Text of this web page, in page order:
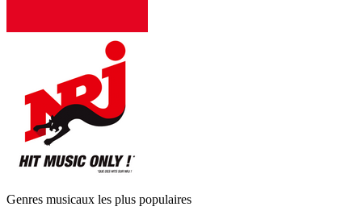
Genres musicaux les plus populaires